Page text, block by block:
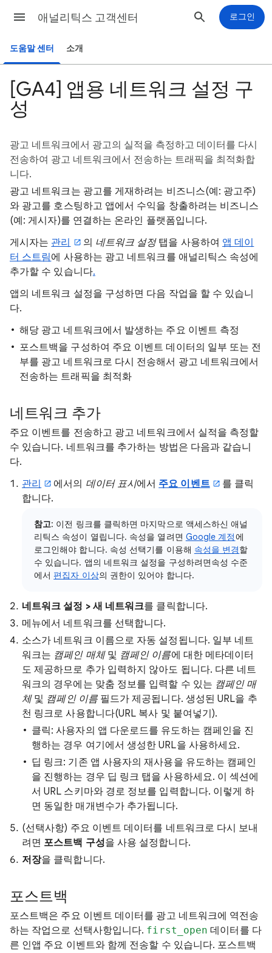
애널리틱스 고객센터 로그인
도움말 센터 소개
[GA4] 앱용 네트워크 설정 구
성
광고 네트워크에서 광고의 실적을 측정하고 데이터를 다시
전송하여 광고 네트워크에서 전송하는 트래픽을 최적화합
니다.
광고 네트워크는 광고를 게재하려는 비즈니스(예: 광고주)
와 광고를 호스팅하고 앱에서 수익을 창출하려는 비즈니스
(예: 게시자)를 연결하는 온라인 플랫폼입니다.
게시자는 관리 의 네트워크 설정탭을 사용하여 앱 데이
터 스트림에 사용하는 광고 네트워크를 애널리틱스 속성에
추가할 수 있습니다.
앱의 네트워크 설정을 구성하면 다음 작업을 할 수 있습니
다.
해당 광고 네트워크에서 발생하는 주요 이벤트 측정
포스트백을 구성하여 주요 이벤트 데이터의 일부 또는 전
부를 광고 네트워크로 다시 전송해서 광고 네트워크에서
전송하는 트래픽을 최적화
네트워크 추가
주요 이벤트를 전송하고 광고 네트워크에서 실적을 측정할
수 있습니다. 네트워크를 추가하는 방법은 다음과 같습니
다.
관리
에서의 데이터 표시에서 주요 이벤트
를 클릭
합니다.
참고: 이전 링크를 클릭하면 마지막으로 액세스하신 애널
리틱스 속성이 열립니다. 속성을 열려면 Google 계정에
로그인해야 합니다. 속성 선택기를 이용해 속성을 변경할
수 있습니다. 앱의 네트워크 설정을 구성하려면속성 수준
에서편집자 이상의 권한이 있어야 합니다.
네트워크 설정 > 새 네트워크를 클릭합니다.
메뉴에서 네트워크를 선택합니다.
소스가 네트워크 이름으로 자동 설정됩니다. 일부 네트
워크는 캠페인 매체및 캠페인 이름에 대한 메타데이터
도 제공하므로 추가 입력하지 않아도 됩니다. 다른 네트
워크의 경우에는 맞춤 정보를 입력할 수 있는 캠페인 매
체및 캠페인 이름필드가 제공됩니다. 생성된 URL을 추
천 링크로 사용합니다(URL 복사 및 붙여넣기).
클릭: 사용자의 앱 다운로드를 유도하는 캠페인을 진
행하는 경우 여기에서 생성한 URL을 사용하세요.
딥 링크: 기존 앱 사용자의 재사용을 유도하는 캠페인
을 진행하는 경우 딥 링크 탭을 사용하세요. 이 섹션에
서 URL 스키마와 경로 정보를 입력합니다. 이렇게 하
면 동일한 매개변수가 추가됩니다.
(선택사항) 주요 이벤트 데이터를 네트워크로 다시 보내
려면 포스트백 구성을 사용 설정합니다.
저장을 클릭합니다.
포스트백
포스트백은 주요 이벤트 데이터를 광고 네트워크에 역전송
하는 작업으로 선택사항입니다. first_open 데이터를 다
른 인앱 주요 이벤트와 함께 전송할 수 있습니다. 포스트백